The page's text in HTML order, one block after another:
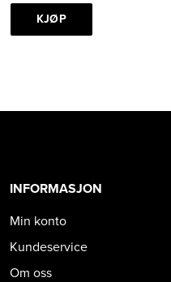
KJØP
INFORMASJON
Min konto
Kundeservice
Om oss